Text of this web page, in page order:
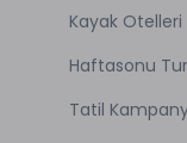
Kayak Otelleri
Haftasonu
Tatil